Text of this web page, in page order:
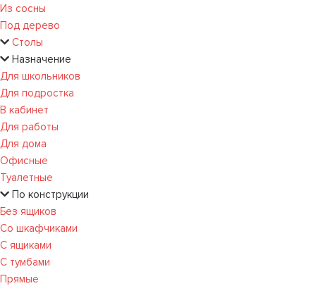
Из сосны
Под дерево
Столы
Назначение
Для школьников
Для подростка
В кабинет
Для работы
Для дома
Офисные
Туалетные
По конструкции
Без ящиков
Со шкафчиками
С ящиками
С тумбами
Прямые